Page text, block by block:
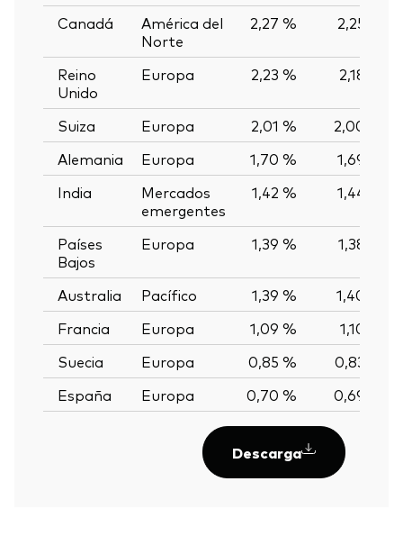
Canadá
América del
Norte
2,27 % 2,25 %
Reino
Unido
Europa 2,23 % 2,18 %
Suiza Europa 2,01 %
2,00 %
Alemania
Europa 1,70 %
1,69 %
India
Mercados
emergentes
1,42 % 1,44 %
Países
Bajos
Europa 1,39 % 1,38 %
Australia Pacífico 1,39 %
1,40 %
Francia
Europa 1,09 %
1,10 %
Suecia
Europa 0,85 %
0,83 %
España
Europa 0,70 % 0,69 %
Descarga